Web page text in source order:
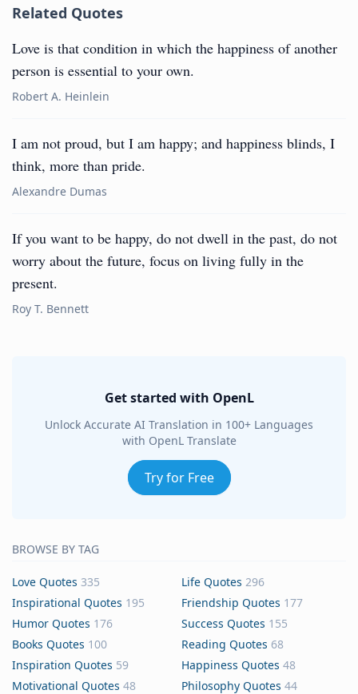
Related Quotes
Love is that condition in which the happiness of another
person is essential to your own.
Robert A. Heinlein
I am not proud, but I am happy; and happiness blinds, I
think, more than pride.
Alexandre Dumas
If you want to be happy, do not dwell in the past, do not
worry about the future, focus on living fully in the
present.
Roy T. Bennett
Get started with OpenL
Unlock Accurate AI Translation in 100+ Languages
with OpenL Translate
Try for Free
BROWSE BY TAG
Love Quotes 335 Life Quotes 296
Inspirational Quotes 195 Friendship Quotes 177
Humor Quotes 176 Success Quotes 155
Books Quotes 100 Reading Quotes 68
Inspiration Quotes 59 Happiness Quotes 48
Motivational Quotes 48 Philosophy Quotes 44